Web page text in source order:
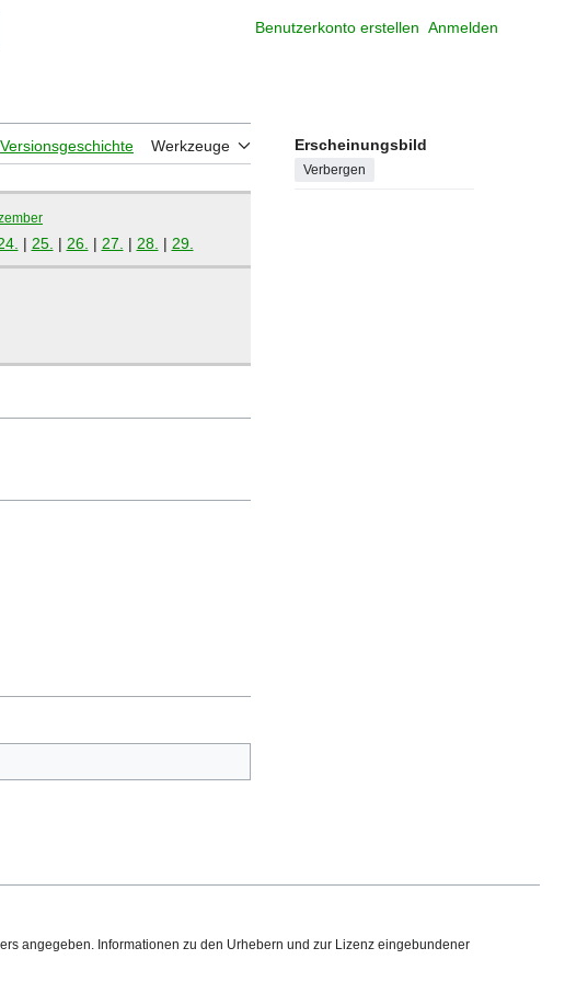
Benutzerkonto erstellen Anmelden
Versionsgeschichte Werkzeuge Erscheinungsbild
Verbergen
| 25. | 26. | 27. | 28. | 29.
angegeben. Informationen zu den Urhebern und zur Lizenz eingebundener